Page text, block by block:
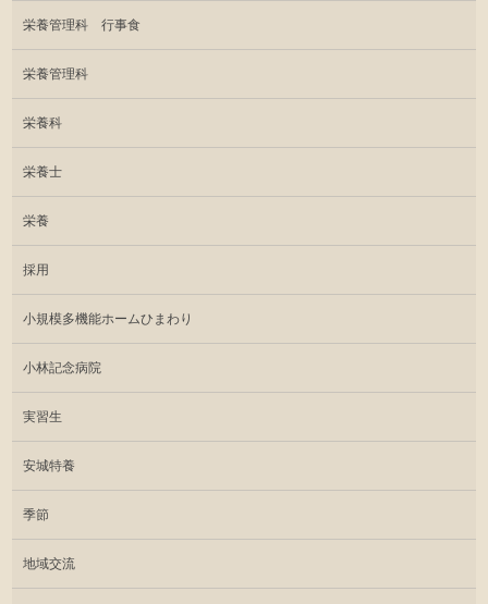
栄養管理科 行事食
栄養管理科
栄養科
栄養士
栄養
採用
小規模多機能ホームひまわり
小林記念病院
実習生
安城特養
季節
地域交流